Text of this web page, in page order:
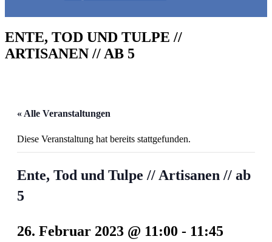
ENTE, TOD UND TULPE //
ARTISANEN // AB 5
« Alle Veranstaltungen
Diese Veranstaltung hat bereits stattgefunden.
Ente, Tod und Tulpe // Artisanen // ab
5
26. Februar 2023 @ 11:00 - 11:45